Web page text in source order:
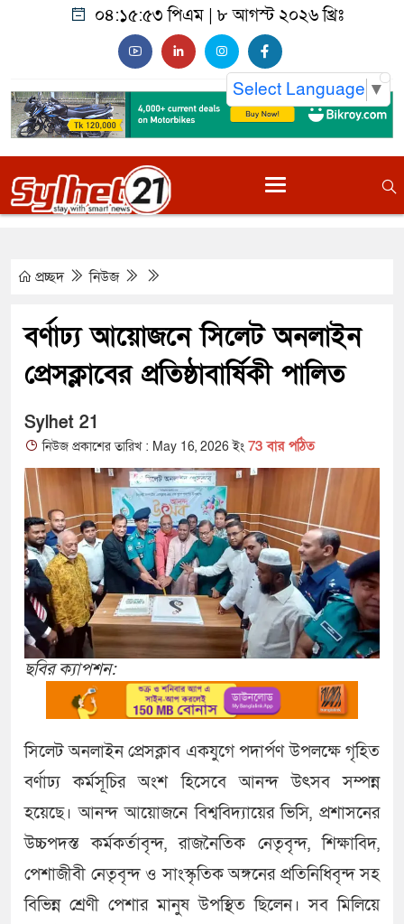
০৪:১৫:৫৫ পিএম| ৮ আগস্ট ২০২৬ খ্রিঃ
Select Language ▼
প্রচ্ছদ নিউজ
বর্ণাঢ্য আয়োজনে সিলেট অনলাইন
প্রেসক্লাবের প্রতিষ্ঠাবার্ষিকী পালিত
Sylhet 21
নিউজ প্রকাশের তারিখ : May 16, 2026 ইং 73 বার পঠিত
ছবির ক্যাপশন:
সিলেট অনলাইন প্রেসক্লাব একযুগে পদার্পণ উপলক্ষে গৃহিত
বর্ণাঢ্য কর্মসূচির অংশ হিসেবে আনন্দ উৎসব সম্পন্ন
হয়েছে। আনন্দ আয়োজনে বিশ্ববিদ্যায়ের ভিসি, প্রশাসনের
উচ্চপদস্ত কর্মকর্তাবৃন্দ, রাজনৈতিক নেতৃবৃন্দ, শিক্ষাবিদ,
পেশাজীবী নেতৃবৃন্দ ও সাংস্কৃতিক অঙ্গনের প্রতিনিধিবৃন্দ সহ
বিভিন্ন শ্রেণী পেশার মানুষ উপস্থিত ছিলেন। সব মিলিয়ে